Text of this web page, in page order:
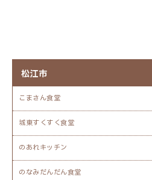
松江市
こまさん食堂
城東すくすく食堂
のあれキッチン
のなみだんだん食堂